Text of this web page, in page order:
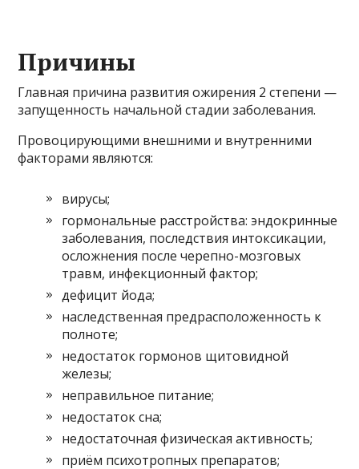
Причины
Главная причина развития ожирения 2 степени —
запущенность начальной стадии заболевания.
Провоцирующими внешними и внутренними
факторами являются:
вирусы;
гормональные расстройства: эндокринные
заболевания, последствия интоксикации,
осложнения после черепно-мозговых
травм, инфекционный фактор;
дефицит йода;
наследственная предрасположенность к
полноте;
недостаток гормонов щитовидной
железы;
неправильное питание;
недостаток сна;
недостаточная физическая активность;
приём психотропных препаратов;